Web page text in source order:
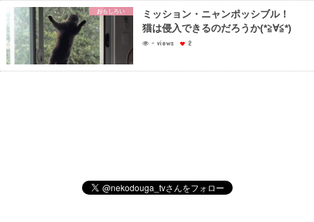
おもしろい
ミッション・ニャンポッシブル！
猫は侵入できるのだろうか(*≧∀≦*)
- views 2